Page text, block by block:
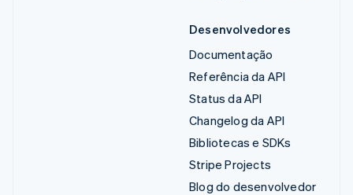
Desenvolvedores
Documentação
Referência da API
Status da API
Changelog da API
Bibliotecas e SDKs
Stripe Projects
Blog do desenvolvedor